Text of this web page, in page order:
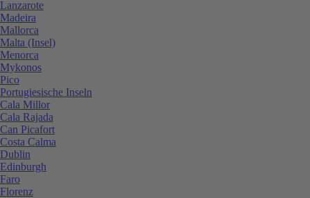
Lanzarote
Madeira
Mallorca
Malta (Insel)
Menorca
Mykonos
Pico
Portugiesische Inseln
Cala Millor
Cala Rajada
Can Picafort
Costa Calma
Dublin
Edinburgh
Faro
Florenz